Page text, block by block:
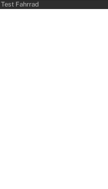
Test Fahrrad